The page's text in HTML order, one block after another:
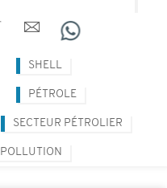
SHELL
PÉTROLE
SECTEUR PÉTROLIER
POLLUTION